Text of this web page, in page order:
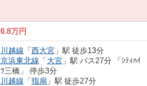
6.8万円
川越線 「 西大宮 」駅 徒歩13分
京浜東北線 「 大宮 」駅 バス27分 「ｼﾃｨﾊｲ
ﾂ三橋」 停歩3分
川越線 「 指扇 」駅 徒歩27分